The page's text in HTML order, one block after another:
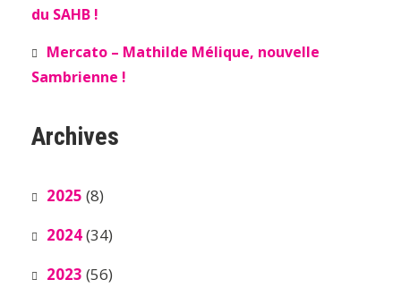
du SAHB !
Mercato – Mathilde Mélique, nouvelle
Sambrienne !
Archives
2025 (8)
2024(34)
2023 (56)